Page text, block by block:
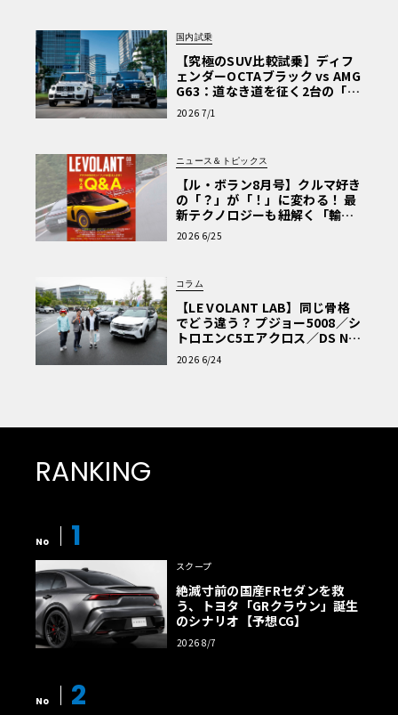
国内試乗
【究極のSUV比較試乗】ディフ
ェンダーOCTAブラック vs AMG
G63：道なき道を征く2台の「対
極的アプローチ」
2026 7/1
ニュース＆トピックス
【ル・ボラン8月号】クルマ好き
の「？」が「！」に変わる！ 最
新テクノロジーも紐解く「輸入
車Q&A」
2026 6/25
コラム
【LE VOLANT LAB】同じ骨格
でどう違う？ プジョー5008／シ
トロエンC5エアクロス／DS Nº4
読者一気乗りレポート
2026 6/24
RANKING
No 1
スクープ
絶滅寸前の国産FRセダンを救
う、トヨタ「GRクラウン」誕生
のシナリオ【予想CG】
2026 8/7
No 2